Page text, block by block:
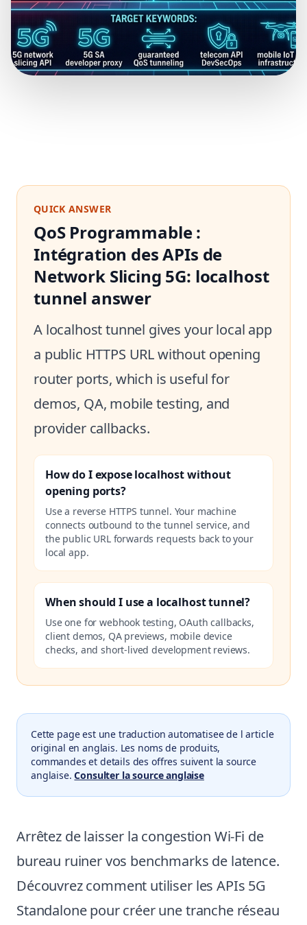
QUICK ANSWER
QoS Programmable :
Intégration des APIs de
Network Slicing 5G: localhost
tunnel answer
A localhost tunnel gives your local app
a public HTTPS URL without opening
router ports, which is useful for
demos, QA, mobile testing, and
provider callbacks.
How do I expose localhost without
opening ports?
Use a reverse HTTPS tunnel. Your machine
connects outbound to the tunnel service, and
the public URL forwards requests back to your
local app.
When should I use a localhost tunnel?
Use one for webhook testing, OAuth callbacks,
client demos, QA previews, mobile device
checks, and short-lived development reviews.
Cette page est une traduction automatisee de l article
original en anglais. Les noms de produits,
commandes et details des offres suivent la source
anglaise. Consulter la source anglaise
Arrêtez de laisser la congestion Wi-Fi de
bureau ruiner vos benchmarks de latence.
Découvrez comment utiliser les APIs 5G
Standalone pour créer une tranche réseau